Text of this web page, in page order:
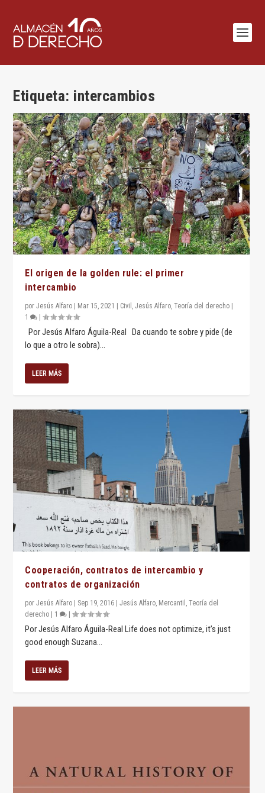
Etiqueta: intercambios
El origen de la golden rule: el primer
intercambio
porJesús Alfaro Mar 15, 2021 Civil ,Jesús Alfaro,Teoría del derecho
1
|
Por Jesús Alfaro Águila-Real Da cuando te sobre y pide (de
lo que a otro le sobra)...
LEER MÁS
Cooperación, contratos de intercambio y
contratos de organización
porJesús Alfaro | Sep 19, 2016 |Jesús Alfaro Mercantil ,Teoría del
derecho | 1 |
Por Jesús Alfaro Águila-Real Life does not optimize, it’s just
good enough Suzana...
LEER MÁS